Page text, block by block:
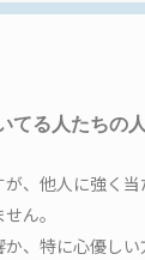
てる人たちの
、他人に強く
ん。
、特に心優し